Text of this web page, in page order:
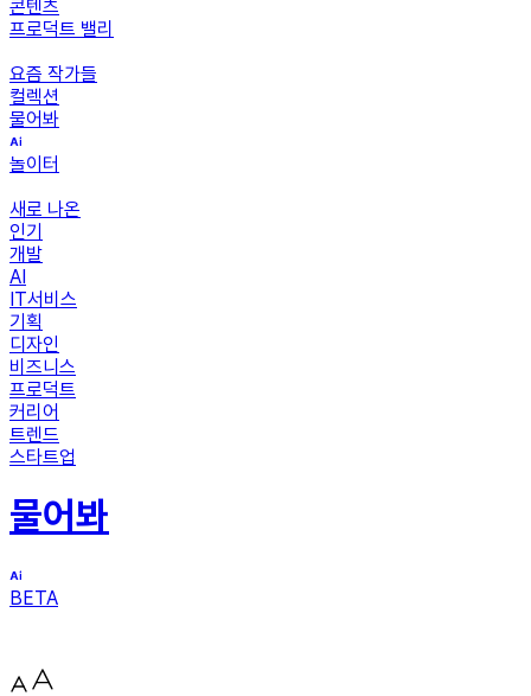
콘텐츠
프로덕트 밸리
요즘 작가들
컬렉션
물어봐
놀이터
새로 나온
인기
개발
AI
IT서비스
기획
디자인
비즈니스
프로덕트
커리어
트렌드
스타트업
물어봐
BETA